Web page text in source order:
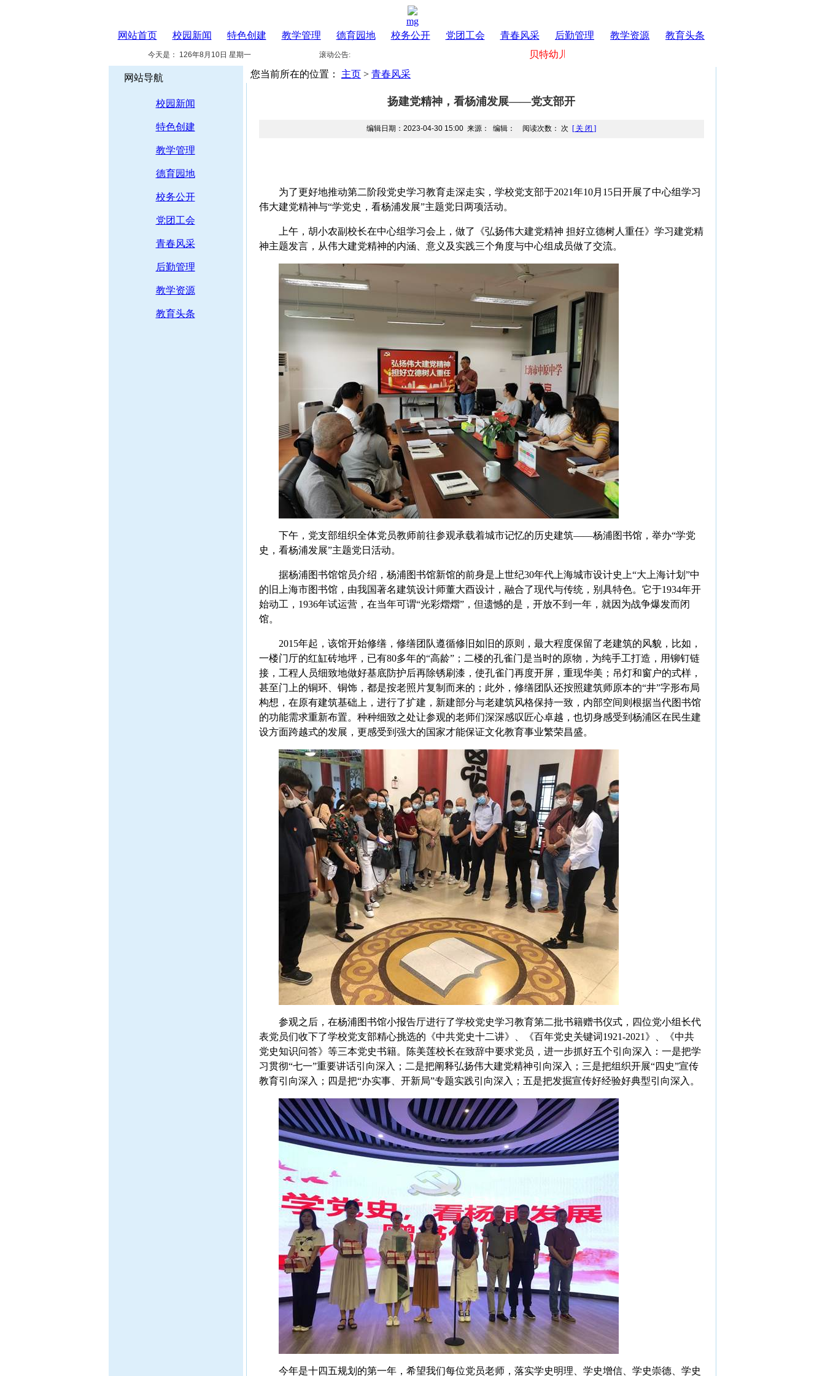
mg
网站首页
校园新闻 特色创建 教学管理 德育园地 校务公开 党团工会 青春风采 后勤管理 教学资源 教育头条
今天是： 126年8月10日 星期一 滚动公告: 贝特幼儿园欢迎您！
网站导航
校园新闻
特色创建
教学管理
德育园地
校务公开
党团工会
青春风采
后勤管理
教学资源
教育头条
您当前所在的位置： 主页 > 青春风采
扬建党精神，看杨浦发展——党支部开
编辑日期：2023-04-30 15:00 来源： 编辑： 阅读次数： 次 [ 关 闭 ]
为了更好地推动第二阶段党史学习教育走深走实，学校党支部于2021年10月 15日开展了中心组学习
伟大建党精神与“学党史，看杨浦发展”主题党日两项活动。
上午，胡小农副校长在中心组学习会上，做了《弘扬伟大建党精神 担好立德树人重任》学习建党精
神主题发言，从伟大建党精神的内涵、意义及实践三个角度与中心组成员做了交流。
下午，党支部组织全体党员教师前往参观承载着城市记忆的历史建筑——杨浦图书馆，举办“学党
史，看杨浦发展”主题党日活动。
据杨浦图书馆馆员介绍，杨浦图书馆新馆的前身是上世纪30年代上海城市设计史上“大上海计划”中
的旧上海市图书馆，由我国著名建筑设计师董大酉设计，融合了现代与传统，别具特色。它于1934年开
始动工， 1936年试运营，在当年可谓“光彩熠熠”，但遗憾的是，开放不到一年，就因为战争爆发而闭
馆。
2015年起，该馆开始修缮，修缮团队遵循修旧如旧的原则，最大程度保留了老建筑的风貌，比如，
一楼门厅的红缸砖地坪，已有80多年的“高龄”；二楼的孔雀门是当时的原物，为纯手工打造，用铆钉链
接，工程人员细致地做好基底防护后再除锈刷漆，使孔雀门再度开屏，重现华美；吊灯和窗户的式样，
甚至门上的铜环、铜饰，都是按老照片复制而来的；此外，修缮团队还按照建筑师原本的“井”字形布局
构想，在原有建筑基础上，进行了扩建，新建部分与老建筑风格保持一致，内部空间则根据当代图书馆
的功能需求重新布置。种种细致之处让参观的老师们深深感叹匠心卓越，也切身感受到杨浦区在民生建
设方面跨越式的发展，更感受到强大的国家才能保证文化教育事业繁荣昌盛。
参观之后，在杨浦图书馆小报告厅进行了学校党史学习教育第二批书籍赠书仪式，四位党小组长代
表党员们收下了学校党支部精心挑选的《中共党史十二讲》、《百年党史关键词1921-2021 》、《中共
党史知识问答》等三本党史书籍。陈美莲校长在致辞中要求党员，进一步抓好五个引向深入：一是把学
习贯彻“七一”重要讲话引向深入；二是把阐释弘扬伟大建党精神引向深入；三是把组织开展“四史”宣传
教育引向深入；四是把“办实事、开新局”专题实践引向深入；五是把发掘宣传好经验好典型引向深入。
今年是十四五规划的第一年，希望我们每位党员老师，落实学史明理、学史增信、学史崇德、学史